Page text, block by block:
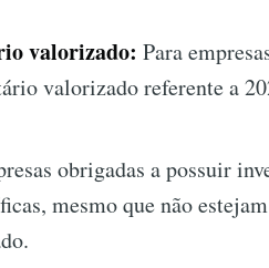
valorizado: Para
valorizado referente a
obrigadas a possuir
mesmo que não